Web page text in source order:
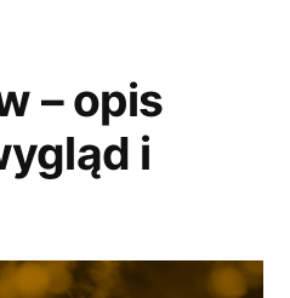
– opis
i